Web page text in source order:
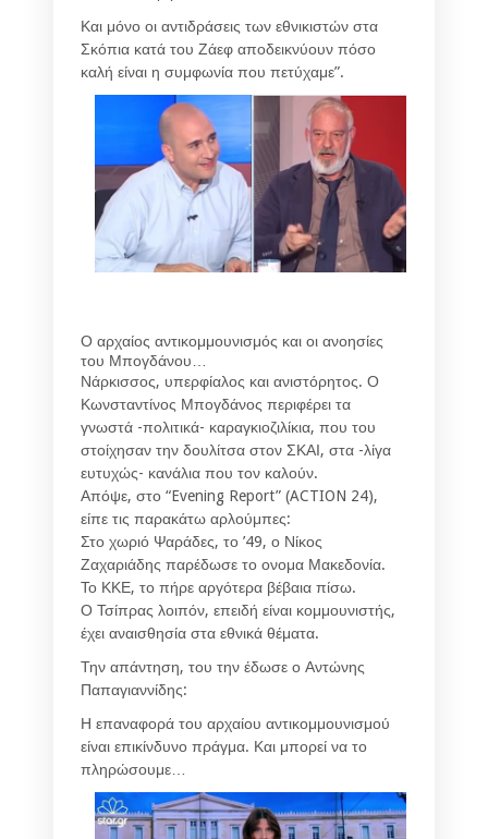
Και μόνο οι αντιδράσεις των εθνικιστών στα
Σκόπια κατά του Ζάεφ αποδεικνύουν πόσο
καλή είναι η συμφωνία που πετύχαμε”.
Ο αρχαίος αντικομμουνισμός και οι ανοησίες
του Μπογδάνου…
Νάρκισσος, υπερφίαλος και ανιστόρητος. Ο
Κωνσταντίνος Μπογδάνος περιφέρει τα
γνωστά -πολιτικά- καραγκιοζιλίκια, που του
στοίχησαν την δουλίτσα στον ΣΚΑΙ, στα -λίγα
ευτυχώς- κανάλια που τον καλούν.
Απόψε, στο “Evening Report” (ACTION 24),
είπε τις παρακάτω αρλούμπες:
Στο χωριό Ψαράδες, το ’49, ο Νίκος
Ζαχαριάδης παρέδωσε το ονομα Μακεδονία.
Το ΚΚΕ, το πήρε αργότερα βέβαια πίσω.
Ο Τσίπρας λοιπόν, επειδή είναι κομμουνιστής,
έχει αναισθησία στα εθνικά θέματα.
Την απάντηση, του την έδωσε ο Αντώνης
Παπαγιαννίδης:
Η επαναφορά του αρχαίου αντικομμουνισμού
είναι επικίνδυνο πράγμα. Και μπορεί να το
πληρώσουμε…